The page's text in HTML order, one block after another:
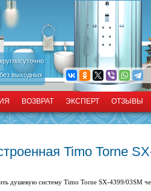
круглосуточно
без выходных
ВОЗВРАТ ЭКСПЕРТ ОТЗЫВЫ
Timo Torne
душевую систему Timo Torne SX-4399/03SM